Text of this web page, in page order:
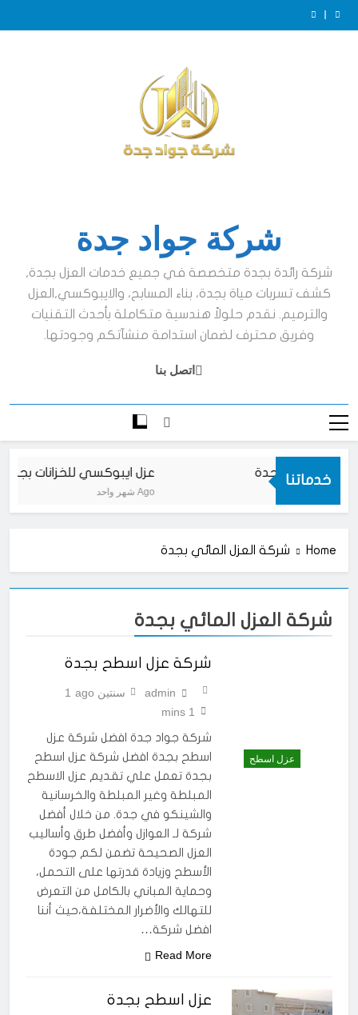
Skip
to
الفرق بين عزل الخزانات الأرضية والعلوية بجدة
عزل ايبوكسي للخزانات بجدة
الفرق بين عزل الخزانات الأرضية والعلوية بجدة
ضرورة عزل الخزانات بجدة
شركة جواد جدة
شركة رائدة بجدة متخصصة في جميع خدمات العزل بجدة,
كشف تسربات مياة بجدة، بناء المسابح، والايبوكسي,العزل
والترميم. نقدم حلولاً هندسية متكاملة بأحدث التقنيات
وفريق محترف لضمان استدامة منشآتكم وجودتها.
اتصل بنا
خدماتنا عزل ايبوكسي للخزانات بجدة
شهر واحد Ago
ايبوكسي بجدة
Home شركة العزل المائي بجدة
شركة العزل المائي بجدة
عزل اسطح
شركة عزل اسطح بجدة
admin سنتين ago
1
1 mins
شركة جواد جدة افضل شركة عزل
اسطح بجدة افضل شركة عزل اسطح
بجدة تعمل علي تقديم عزل الاسطح
المبلطة وغير المبلطة والخرسانية
والشينكو في جدة. من خلال أفضل
شركة لـ العوازل وأفضل طرق وأساليب
العزل الصحيحة تضمن لكم جودة
الأسطح وزيادة قدرتها على التحمل،
وحماية المباني بالكامل من التعرض
للتهالك والأضرار المختلفة،حيث أننا
افضل شركة…
Read More
عزل اسطح بجدة